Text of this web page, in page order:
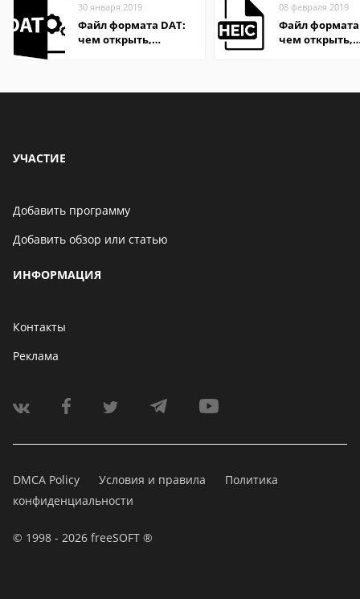
30 января 2019
Файл формата DAT:
чем открыть,
08 февраля 2019
Файл
чем открыть,
УЧАСТИЕ
Добавить программу
Добавить обзор или статью
ИНФОРМАЦИЯ
Контакты
Реклама
DMCA Policy Условия и правила
Политика
конфиденциальности
© 1998 - 2026 freeSOFT ®